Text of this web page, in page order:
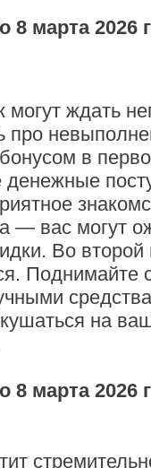
8 марта 2026
ждать
про
в
— вас могут
Во
Поднимайте
на
8 марта 2026